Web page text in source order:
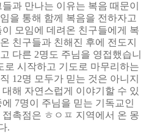
과 만나는 이유는 복음 때문이
을 통해 함께 복음을 전하자고
이 모임에 데려온 친구들에게 복
친구들과 친해진 후에 전도지
다른 2명도 주님을 영접했습니
로 시작하고 기도로 마무리하는
12명 모두가 믿는 것은 아니지
해 자연스럽게 이야기할 수 있
7명이 주님을 믿는 기독교인
촉점은 ㅎㅇㅍ 지역에서 온 몽
.